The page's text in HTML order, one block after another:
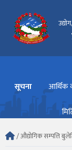
सूचना आर्थिक
/ औद्योगिक सम्पत्ति